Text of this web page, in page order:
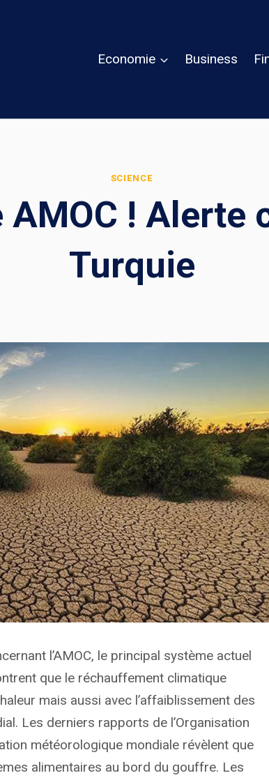
Economie Business
SCIENCE
! Alerte
Turquie
l’AMOC, le principal système actuel
que le réchauffement climatique
mais aussi avec l’affaiblissement des
Les derniers rapports de l’Organisation
météorologique mondiale révèlent que
alimentaires au bord du gouffre. Les